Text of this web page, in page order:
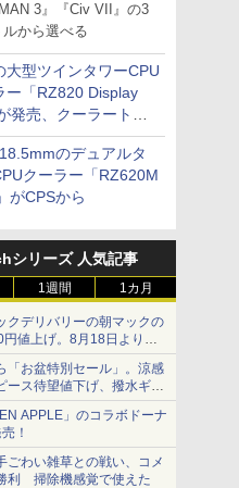
3』『Civ VII』の3
ルから選べる
大型ツインタワーCPU
ー「RZ820 Display
発売、クーラートッ
ンチ液晶搭載
のデュアルタ
クーラー「RZ620M
がCPSから
シリーズ 人気記事
1週間 1カ月
クデリバリーの朝マックの
値上げ。8月18日より
「お盆特別セール」。涼感
ース待望値下げ、撥水ギア
APPLE」のコラボドーナ
！
ごわい雑草との戦い、コメ
利 掃除機感覚で使えた